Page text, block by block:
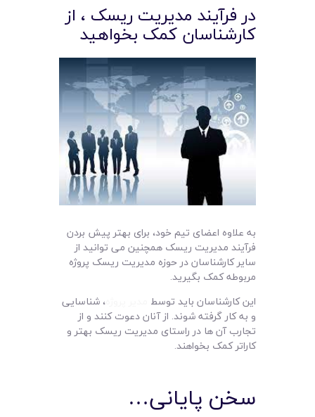
در فرآیند مدیریت ریسک ، از
کارشناسان کمک بخواهید
به علاوه اعضای تیم خود، برای بهتر پیش بردن
فرآیند مدیریت ریسک همچنین می توانید از
سایر کارشناسان در حوزه مدیریت ریسک پروژه
مربوطه کمک بگیرید.
این کارشناسان باید توسط
، شناسایی
و به کار گرفته شوند. از آنان دعوت کنند و از
تجارب آن ها در راستای مدیریت ریسک بهتر و
کاراتر کمک بخواهند.
سخن پایانی…